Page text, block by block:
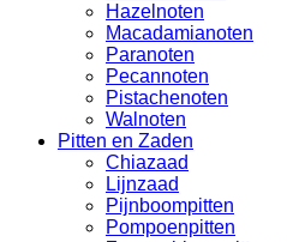
Hazelnoten
Macadamianoten
Paranoten
Pecannoten
Pistachenoten
Walnoten
Pitten en Zaden
Chiazaad
Lijnzaad
Pijnboompitten
Pompoenpitten